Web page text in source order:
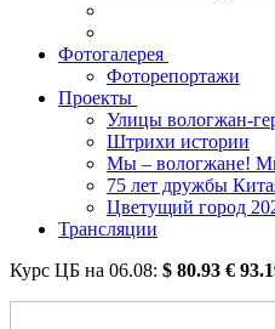
Фотогалерея
Фоторепортажи
Проекты
Улицы вологжан-
Штрихи истории
Мы – вологжане!
75 лет дружбы
Цветущий город
Трансляции
Курс ЦБ на 06.08: $ 80.93 €